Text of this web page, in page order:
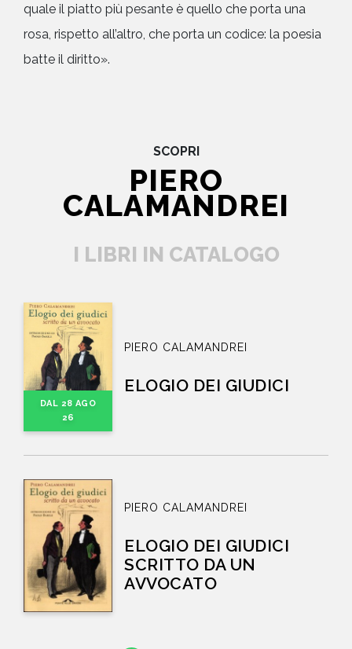
quale il piatto più pesante è quello che porta una
rosa, rispetto all’altro, che porta un codice: la poesia
batte il diritto».
SCOPRI
PIERO
CALAMANDREI
I LIBRI IN CATALOGO
DAL 28 AGO
26
PIERO CALAMANDREI
ELOGIO DEI GIUDICI
PIERO CALAMANDREI
ELOGIO DEI GIUDICI
SCRITTO DA UN
AVVOCATO